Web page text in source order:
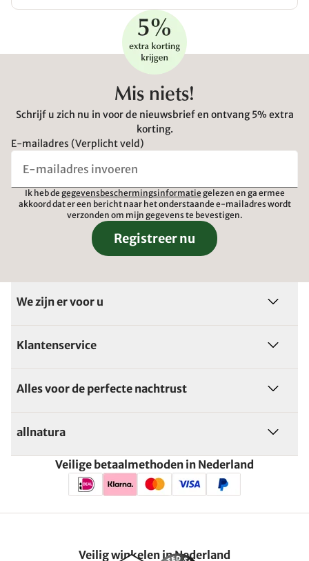
Mis niets!
Schrijf u zich nu in voor de nieuwsbrief en ontvang 5% extra
korting.
E-mailadres (Verplicht veld)
Ik heb de gegevensbeschermingsinformatie gelezen en ga ermee
akkoord dat er een bericht naar het onderstaande e-mailadres wordt
verzonden om mijn gegevens te bevestigen.
Registreer nu
We zijn er voor u
Klantenservice
Alles voor de perfecte nachtrust
allnatura
Veilige betaalmethoden in Nederland
Veilig winkelen in Nederland